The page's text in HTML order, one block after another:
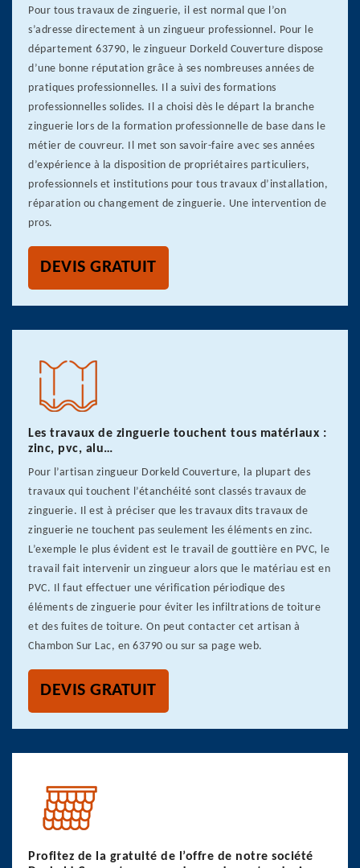
Pour tous travaux de zinguerie, il est normal que l’on
s’adresse directement à un zingueur professionnel. Pour le
département 63790, le zingueur Dorkeld Couverture dispose
d’une bonne réputation grâce à ses nombreuses années de
pratiques professionnelles. Il a suivi des formations
professionnelles solides. Il a choisi dès le départ la branche
zinguerie lors de la formation professionnelle de base dans le
métier de couvreur. Il met son savoir-faire avec ses années
d’expérience à la disposition de propriétaires particuliers,
professionnels et institutions pour tous travaux d’installation,
réparation ou changement de zinguerie. Une intervention de
pros.
DEVIS GRATUIT
Les travaux de zinguerie touchent tous matériaux :
zinc, pvc, alu…
Pour l’artisan zingueur Dorkeld Couverture, la plupart des
travaux qui touchent l’étanchéité sont classés travaux de
zinguerie. Il est à préciser que les travaux dits travaux de
zinguerie ne touchent pas seulement les éléments en zinc.
L’exemple le plus évident est le travail de gouttière en PVC, le
travail fait intervenir un zingueur alors que le matériau est en
PVC. Il faut effectuer une vérification périodique des
éléments de zinguerie pour éviter les infiltrations de toiture
et des fuites de toiture. On peut contacter cet artisan à
Chambon Sur Lac, en 63790 ou sur sa page web.
DEVIS GRATUIT
Profitez de la gratuité de l’offre de notre société